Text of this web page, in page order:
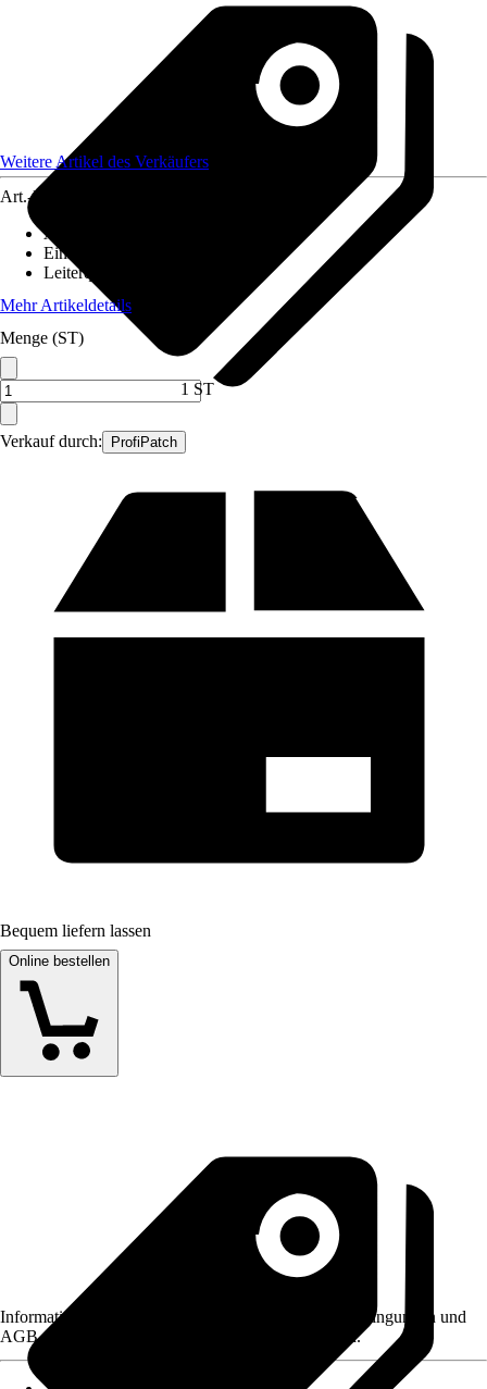
Verkauf durch: ProfiPatch
Weitere Artikel des Verkäufers
Art.-Nr.
Ausführung
Einheit
Leiterquerschnitt
Mehr Artikeldetails
Menge (ST)
1 ST
Bequem liefern lassen
Online bestellen
Informationen des Verkäufers, wie z. B. Rückgabebedingungen und
AGB, finden Sie bei Klick auf den Verkäufernamen.